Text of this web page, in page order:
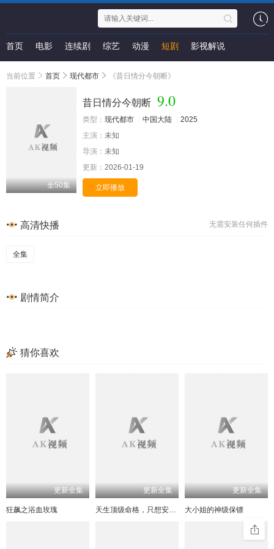
首页 电影 连续剧 综艺 动漫 短剧 影视解说
当前位置 首页 现代都市 《昔日情分今朝断》
全50集
昔日情分今朝断 9.0
类型： 现代都市 中国大陆
2025
主演： 未知
导演： 未知
更新： 2026-01-19
立即播放
无需安装任何插件
高清快播
全集
剧情简介
猜你喜欢
更新全集
狂飙之浴血玫瑰
更新全集
天生顶级命格，只想安稳度日
更新全集
大小姐的神级保镖